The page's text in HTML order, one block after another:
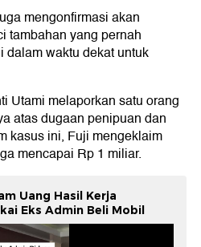
mengonfirmasi akan
tambahan yang pernah
dalam waktu dekat untuk
Utami melaporkan satu orang
atas dugaan penipuan dan
kasus ini, Fuji mengeklaim
mencapai Rp 1 miliar.
Uang Hasil Kerja
Eks Admin Beli Mobil